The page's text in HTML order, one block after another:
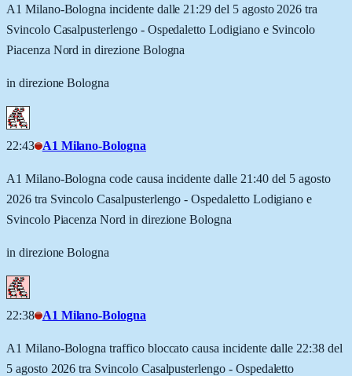
A1 Milano-Bologna incidente dalle 21:29 del 5 agosto 2026 tra
Svincolo Casalpusterlengo - Ospedaletto Lodigiano e Svincolo
Piacenza Nord in direzione Bologna
in direzione Bologna
22:43 A1 Milano-Bologna
A1 Milano-Bologna code causa incidente dalle 21:40 del 5 agosto
2026 tra Svincolo Casalpusterlengo - Ospedaletto Lodigiano e
Svincolo Piacenza Nord in direzione Bologna
in direzione Bologna
22:38 A1 Milano-Bologna
A1 Milano-Bologna traffico bloccato causa incidente dalle 22:38 del
5 agosto 2026 tra Svincolo Casalpusterlengo - Ospedaletto